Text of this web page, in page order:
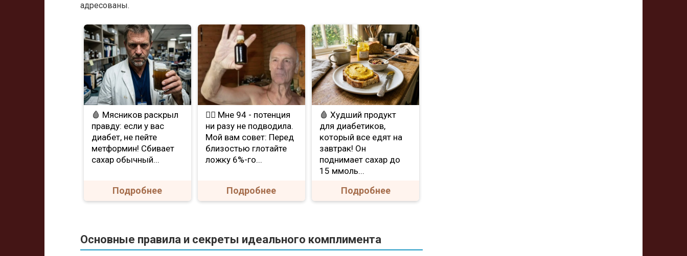
адресованы.
🩸 Мясников раскрыл
правду: если у вас
диабет, не пейте
метформин! Сбивает
сахар обычный...
Подробнее
❤️‍🔥 Мне 94 - потенция
ни разу не подводила.
Мой вам совет: Перед
близостью глотайте
ложку 6%-го...
Подробнее
🩸 Худший продукт
для диабетиков,
который все едят на
завтрак! Он
поднимает сахар до
15 ммоль...
Подробнее
Основные правила и секреты идеального комплимента